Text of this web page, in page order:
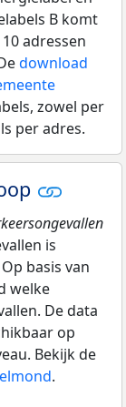
B komt
adressen
download
zowel per
per adres.
is
basis van
welke
De data
op
Bekijk de
.